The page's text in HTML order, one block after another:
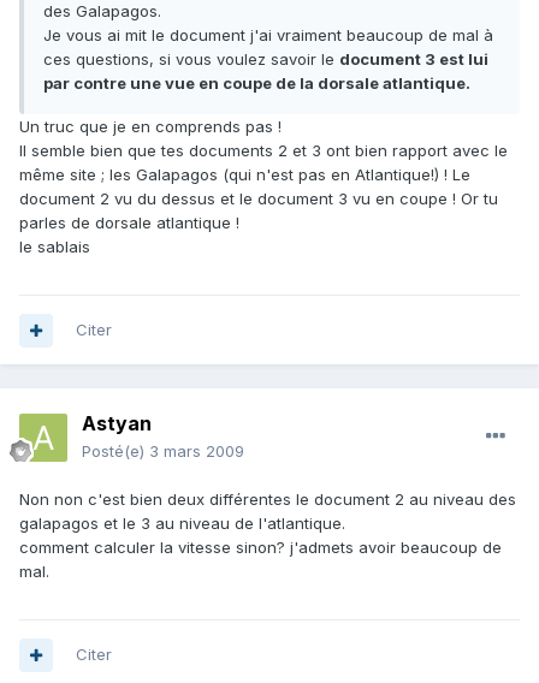
des Galapagos.
Je vous ai mit le document j'ai vraiment beaucoup de mal à
ces questions, si vous voulez savoir le document 3 est lui
par contre une vue en coupe de la dorsale atlantique.
Un truc que je en comprends pas !
Il semble bien que tes documents 2 et 3 ont bien rapport avec le
même site ; les Galapagos (qui n'est pas en Atlantique!) ! Le
document 2 vu du dessus et le document 3 vu en coupe ! Or tu
parles de dorsale atlantique !
le sablais
Citer
Astyan
Posté(e) 3 mars 2009
Non non c'est bien deux différentes le document 2 au niveau des
galapagos et le 3 au niveau de l'atlantique.
comment calculer la vitesse sinon? j'admets avoir beaucoup de
mal.
Citer